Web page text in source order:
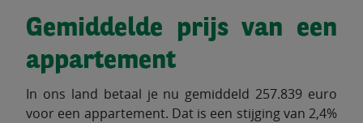
Gemiddelde prijs van een
appartement
In ons land betaal je nu gemiddeld 257.839 euro
voor een appartement. Dat is een stijging van 2,4%